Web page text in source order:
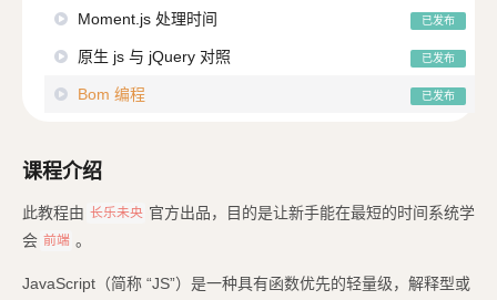
Moment.js 处理时间 已发布
原生 js 与 jQuery 对照 已发布
Bom 编程 已发布
课程介绍
此教程由 长乐未央 官方出品，目的是让新手能在最短的时间系统学
会 前端 。
JavaScript（简称 “JS”）是一种具有函数优先的轻量级，解释型或